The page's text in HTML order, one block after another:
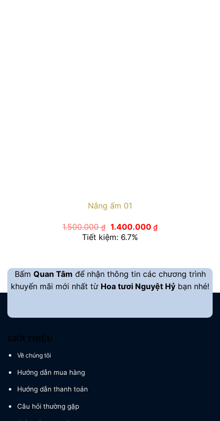
Nắng ấm 01
1.500.000₫ Giá
gốc
là:
1.400.000 ₫Giá
hiện
Tiết kiệm: 6.7%
Bấm Quan Tâm để nhận thông tin các chương trình
khuyến mãi mới nhất từ Hoa tươi Nguyệt Hỷ bạn nhé!
GIỚI THIỆU
Về chúng tôi
Hướng dẫn mua hàng
Hướng dẫn thanh toán
Câu hỏi thường gặp